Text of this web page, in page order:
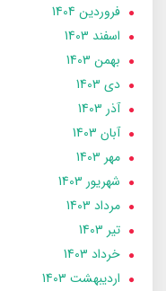
فروردین 1404
اسفند 1403
بهمن 1403
دی 1403
آذر 1403
آبان 1403
مهر 1403
شهریور 1403
مرداد 1403
تير 1403
خرداد 1403
ارديبهشت 1403